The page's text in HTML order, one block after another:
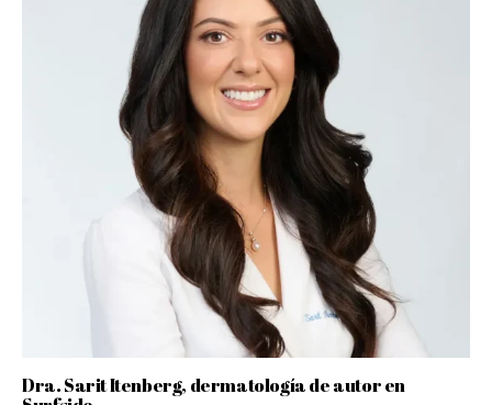
Dra. Sarit Itenberg, dermatología de autor en